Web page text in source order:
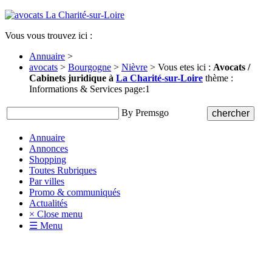
Vous vous trouvez ici :
Annuaire >
avocats > Bourgogne > Nièvre > Vous etes ici : Avocats /
Cabinets juridique à La Charité-sur-Loire thème :
Informations & Services page:1
By Premsgo
Annuaire
Annonces
Shopping
Toutes Rubriques
Par villes
Promo & communiqués
Actualités
× Close menu
☰ Menu